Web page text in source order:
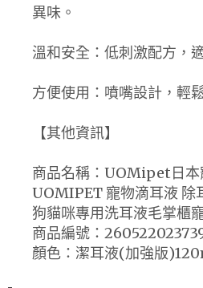
異味。
溫和安全：低刺激配方，
方便使用：噴嘴設計，輕
【其他資訊】
商品名稱：UOMipet日本
UOMIPET 寵物滴耳液 除
狗貓咪專用洗耳液毛掌櫃
商品編號：
顏色：潔耳液(加強版